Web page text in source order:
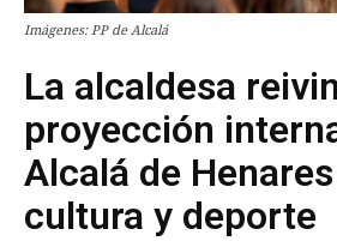
Imágenes: PP de Alcalá
La alcaldesa
proyección
Alcalá de
cultura y deporte